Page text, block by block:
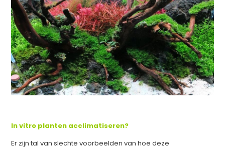
In vitro planten acclimatiseren?
Er zijn tal van slechte voorbeelden van hoe deze